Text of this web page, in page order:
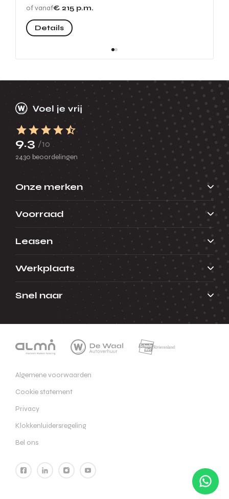
of vanaf€ 215 p.m.
Details
9.3 /10
2430 beoordelingen
Onze merken
Voorraad
Leasen
Werkplaats
Snel naar
Algemene voorwaarden
Cookie statement
Privacy
Klokkenluidersregeling
Bel ons